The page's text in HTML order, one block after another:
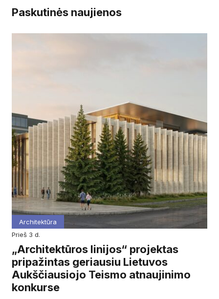
Paskutinės naujienos
Architektūra
prieš 3 d.
„Architektūros linijos“ projektas
pripažintas geriausiu Lietuvos
Aukščiausiojo Teismo atnaujinimo
konkurse